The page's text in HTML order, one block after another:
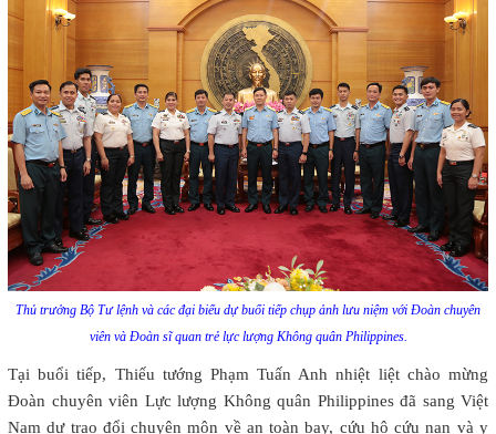
Thủ trưởng Bộ Tư lệnh và các đại biểu dự buổi tiếp chụp ảnh lưu niệm với Đoàn chuyên
viên và Đoàn sĩ quan trẻ lực lượng Không quân Philippines.
Tại buổi tiếp, Thiếu tướng Phạm Tuấn Anh nhiệt liệt chào mừng
Đoàn chuyên viên Lực lượng Không quân Philippines đã sang Việt
Nam dự trao đổi chuyên môn về an toàn bay, cứu hộ cứu nạn và y